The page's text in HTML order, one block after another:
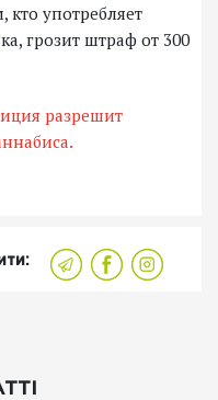
кто употребляет
грозит штраф от 300
разрешит